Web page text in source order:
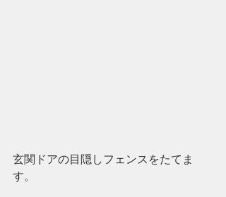
玄関ドアの目隠しフェンスをたてま
す。